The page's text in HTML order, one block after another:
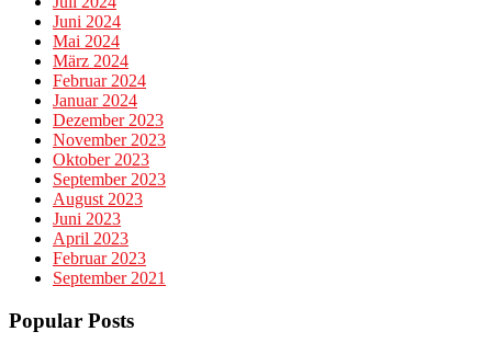
Juni 2024
Mai 2024
März 2024
Februar 2024
Januar 2024
Dezember 2023
November 2023
Oktober 2023
September 2023
August 2023
Juni 2023
April 2023
Februar 2023
September 2021
Popular Posts